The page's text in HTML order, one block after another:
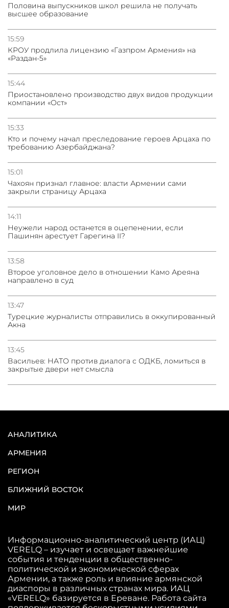
Половина выпускников школ решила не получать
высшее образование
15:59
КРОУ продлила лицензию «Газпром Армения» на
«Раздан-5»
15:44
Приостановлено производство двух видов продукции
компании «Ост»
15:33
Кто и почему начал преследование героев Арцаха по
требованию Азербайджана?
15:01
Чахоян признал главное: власти Армении сами
закрыли страницу Арцаха
14:11
Неужели народ останется в оцепенении, если
Пашинян арестует Гарегина II?
13:58
Второе уголовное дело в отношении Камо Ареяна
направлено в суд
13:47
Турецкие журналисты отправились в оккупированный
Акна
13:45
Васильев: НАТО против диалога с ОДКБ, ломиться в
закрытые двери нет смысла
АНАЛИТИКА
АРМЕНИЯ
РЕГИОН
БЛИЖНИЙ ВОСТОК
МИР
Информационно-аналитический центр (ИАЦ)
VERELQ – изучает и освещает важнейшие
события и тенденции в общественно-
политической и экономической сферах
Армении, а также роль и влияние армянской
диаспоры в различных странах мира. ИАЦ
«VERELQ» базируется в Ереване. Работа сайта